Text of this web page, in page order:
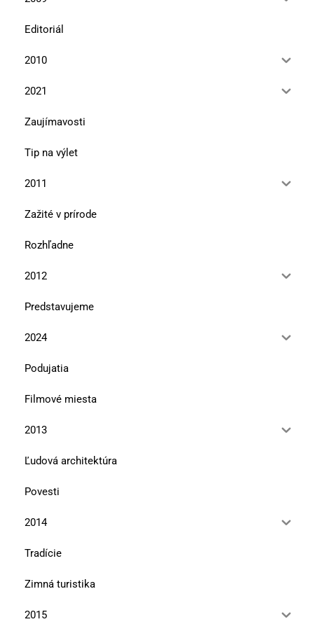
Editoriál
2010
2021
Zaujímavosti
Tip na výlet
2011
Zažité v prírode
Rozhľadne
2012
Predstavujeme
2024
Podujatia
Filmové miesta
2013
Ľudová architektúra
Povesti
2014
Tradície
Zimná turistika
2015